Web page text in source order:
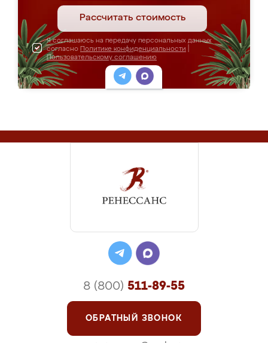
Рассчитать стоимость
Я соглашаюсь на передачу персональных данных
согласно Политике конфиденциальности
Пользовательскому соглашению
8 (800) 511-89-55
ОБРАТНЫЙ ЗВОНОК